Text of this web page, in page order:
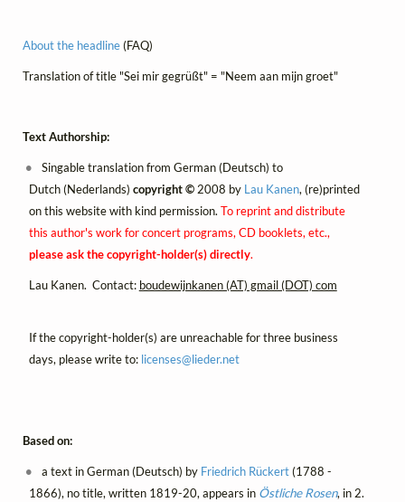
About the headline(FAQ)
Translation of title "Sei mir gegrüßt" = "Neem aan mijn groet"
Text Authorship:
Singable translation from German (Deutsch) to
Dutch (Nederlands) copyright ©2008 by Lau Kanen, (re)printed
on this website with kind permission. To reprint and distribute
this author's work for concert programs, CD booklets, etc.,
please ask the copyright-holder(s) directly.
Lau Kanen. Contact: boudewijnkanen (AT) gmail (DOT) com
If the copyright-holder(s) are unreachable for three business
days, please write to: licenses@lieder.net
Based on:
a text in German (Deutsch) by Friedrich Rückert(1788 -
1866), no title, written 1819-20, appears in Östliche Rosen, in 2.